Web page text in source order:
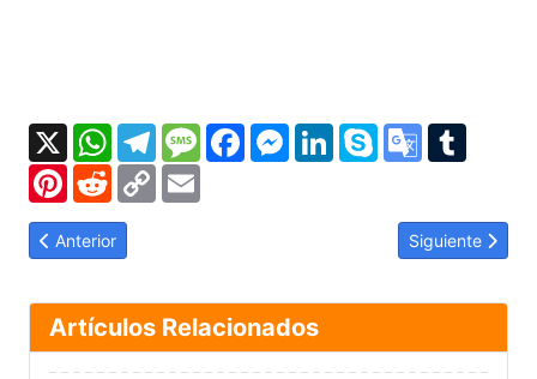
X WhatsApp
TelegramMessageFacebook
Messenger
LinkedInSkypeGoogle
PinterestRedditCopy
Artículo anterior: LOPNNA Artículo 62: Difusión de los
Anterior Artículo
Siguiente
Artículos Relacionados